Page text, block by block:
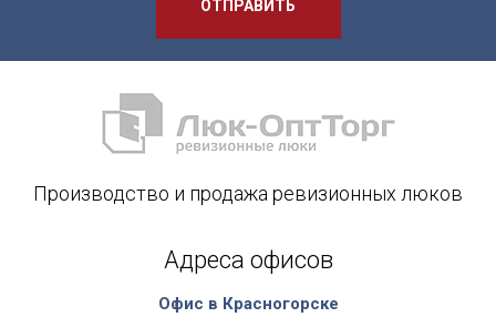
ОТПРАВИТЬ
Производство и продажа ревизионных люков
Адреса офисов
Офис в Красногорске